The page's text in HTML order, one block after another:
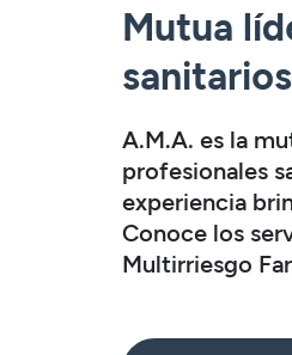
Mutua
sanitarios
A.M.A. es la
profesionales
experiencia
Conoce los
Multirriesgo